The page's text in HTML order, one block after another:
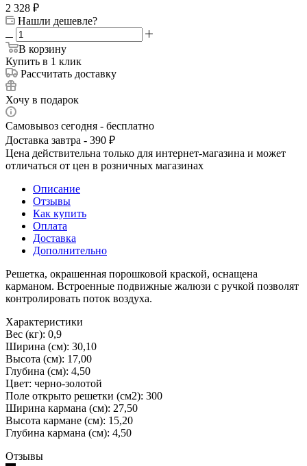
2 328 ₽
Нашли дешевле?
В корзину
Купить в 1 клик
Рассчитать доставку
Хочу в подарок
Самовывоз сегодня - бесплатно
Доставка завтра - 390 ₽
Цена действительна только для интернет-магазина и может
отличаться от цен в розничных магазинах
Описание
Отзывы
Как купить
Оплата
Доставка
Дополнительно
Решетка, окрашенная порошковой краской, оснащена
карманом. Встроенные подвижные жалюзи с ручкой позволят
контролировать поток воздуха.
Характеристики
Вес (кг): 0,9
Ширина (см): 30,10
Высота (см): 17,00
Глубина (см): 4,50
Цвет: черно-золотой
Поле открыто решетки (см2): 300
Ширина кармана (см): 27,50
Высота кармане (см): 15,20
Глубина кармана (см): 4,50
Отзывы